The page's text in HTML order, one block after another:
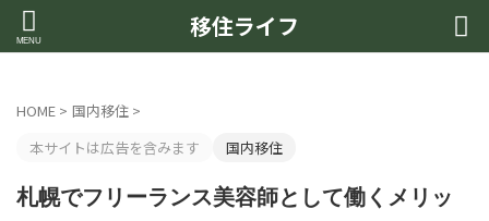
移住ライフ
HOME > 国内移住 >
本サイトは広告を含みます
国内移住
札幌でフリーランス美容師として働くメリッ